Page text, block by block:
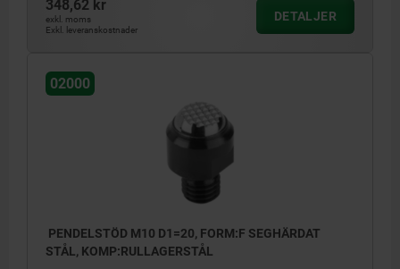
348,62 kr
exkl. moms
Exkl. leveranskostnader
DETALJER
02000
PENDELSTÖD M10 D1=20, FORM:F SEGHÄRDAT
STÅL, KOMP:RULLAGERSTÅL